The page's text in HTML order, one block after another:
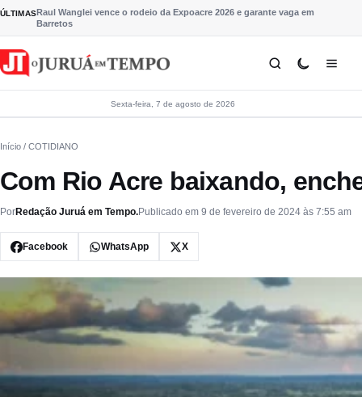
Pular para o conteúdo
ÚLTIMASRaul Wanglei vence o rodeio da Expoacre 2026 e garante vaga em
Barretos
Sexta-feira, 7 de agosto de 2026
Início / COTIDIANO
Com Rio Acre baixando,
PorRedação Juruá em Tempo.Publicado em 9 de fevereiro de 2024 às 7:55 am
Facebook WhatsApp X